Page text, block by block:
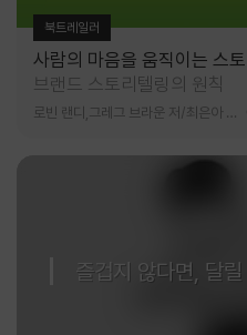
북트레일러
사람의 마음을 움직이는 스토
브랜드 스토리텔링의 원칙
즐겁지 않다면, 달